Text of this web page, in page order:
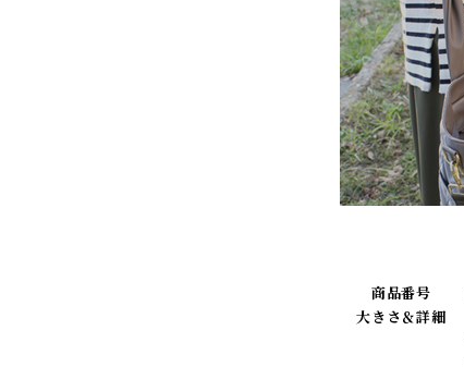
商品番号
大きさ＆詳細